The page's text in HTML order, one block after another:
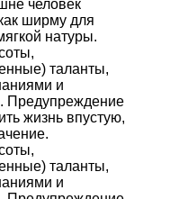
человек
ширму для
натуры.
таланты,
и
Предупреждение
жизнь впустую,
таланты,
и